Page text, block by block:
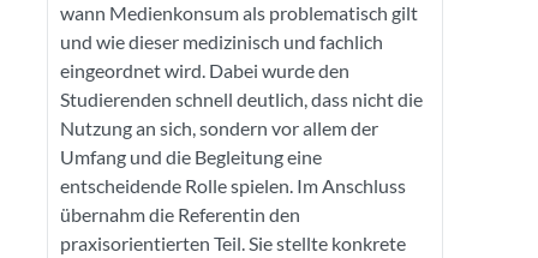
wann Medienkonsum als problematisch gilt
und wie dieser medizinisch und fachlich
eingeordnet wird. Dabei wurde den
Studierenden schnell deutlich, dass nicht die
Nutzung an sich, sondern vor allem der
Umfang und die Begleitung eine
entscheidende Rolle spielen. Im Anschluss
übernahm die Referentin den
praxisorientierten Teil. Sie stellte konkrete